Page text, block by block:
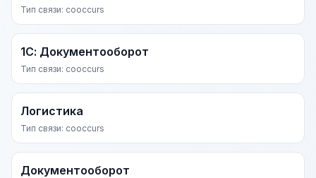
Тип связи: cooccurs
1С: Документооборот
Тип связи: cooccurs
Логистика
Тип связи: cooccurs
Документооборот